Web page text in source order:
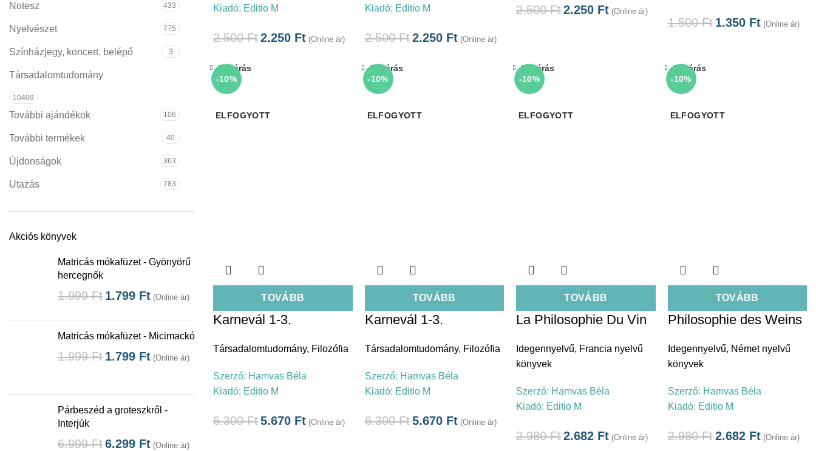
Notesz 433
Nyelvészet 775
Színházjegy, koncert, belépő 3
Társadalomtudomány
10409
További ajándékok 106
További termékek 40
Újdonságok 363
Utazás 783
Akciós könyvek
Matricás mókafüzet - Gyönyörű
hercegnők
1.999Ft 1.799 Ft (Online ár)
Matricás mókafüzet - Micimackó
1.999Ft 1.799 Ft (Online ár)
Párbeszéd a groteszkről -
Interjúk
6.999Ft6.299 Ft (Online ár)
Kiadó: Editio M
2.500Ft2.250 Ft (Online ár)
Kiadó: Editio M
2.500Ft 2.250 Ft (Online ár)
2.500Ft2.250 Ft (Online ár)
1.500Ft 1.350 Ft (Online ár)
-10%
ELFOGYOTT
TOVÁBB
Bezárás
Karnevál 1-3.
Társadalomtudomány, Filozófia
Szerző: Hamvas Béla
Kiadó: Editio M
6.300Ft5.670 Ft (Online ár)
-10%
ELFOGYOTT
TOVÁBB
Bezárás
Karnevál 1-3.
Társadalomtudomány, Filozófia
Szerző: Hamvas Béla
Kiadó: Editio M
6.300Ft 5.670 Ft (Online ár)
-10%
ELFOGYOTT
TOVÁBB
Bezárás
La Philosophie Du Vin
Idegennyelvű, Francia nyelvű
könyvek
Szerző: Hamvas Béla
Kiadó: Editio M
2.980Ft2.682 Ft (Online ár)
-10%
ELFOGYOTT
TOVÁBB
Bezárás
Philosophie des Weins
Idegennyelvű, Német nyelvű
könyvek
Szerző: Hamvas Béla
Kiadó: Editio M
2.980Ft 2.682 Ft (Online ár)